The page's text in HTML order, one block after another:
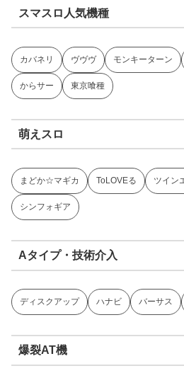
スマスロ人気機種
カバネリ ヴヴヴ モンキーターン
からサー 東京喰種
萌えスロ
まどか☆マギカ ToLOVEる ツイン
シンフォギア
Aタイプ・技術介入
ディスクアップ ハナビ バーサス
爆裂AT機